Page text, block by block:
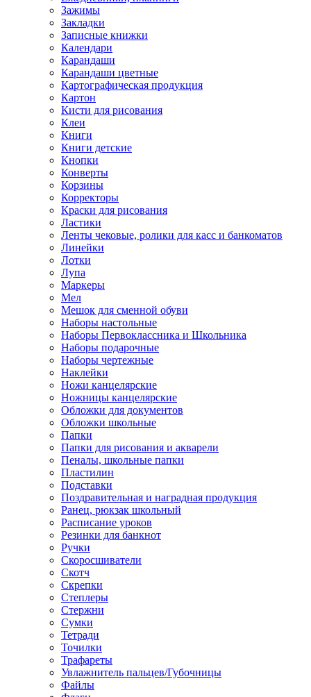
Зажимы
Закладки
Записные книжки
Календари
Карандаши
Карандаши цветные
Картографическая продукция
Картон
Кисти для рисования
Клеи
Книги
Книги детские
Кнопки
Конверты
Корзины
Корректоры
Краски для рисования
Ластики
Ленты чековые, ролики для касс и банкоматов
Линейки
Лотки
Лупа
Маркеры
Мел
Мешок для сменной обуви
Наборы настольные
Наборы Первоклассника и Школьника
Наборы подарочные
Наборы чертежные
Наклейки
Ножи канцелярские
Ножницы канцелярские
Обложки для документов
Обложки школьные
Папки
Папки для рисования и акварели
Пеналы, школьные папки
Пластилин
Подставки
Поздравительная и наградная продукция
Ранец, рюкзак школьный
Расписание уроков
Резинки для банкнот
Ручки
Скоросшиватели
Скотч
Скрепки
Степлеры
Стержни
Сумки
Тетради
Точилки
Трафареты
Увлажнитель пальцев/Губочницы
Файлы